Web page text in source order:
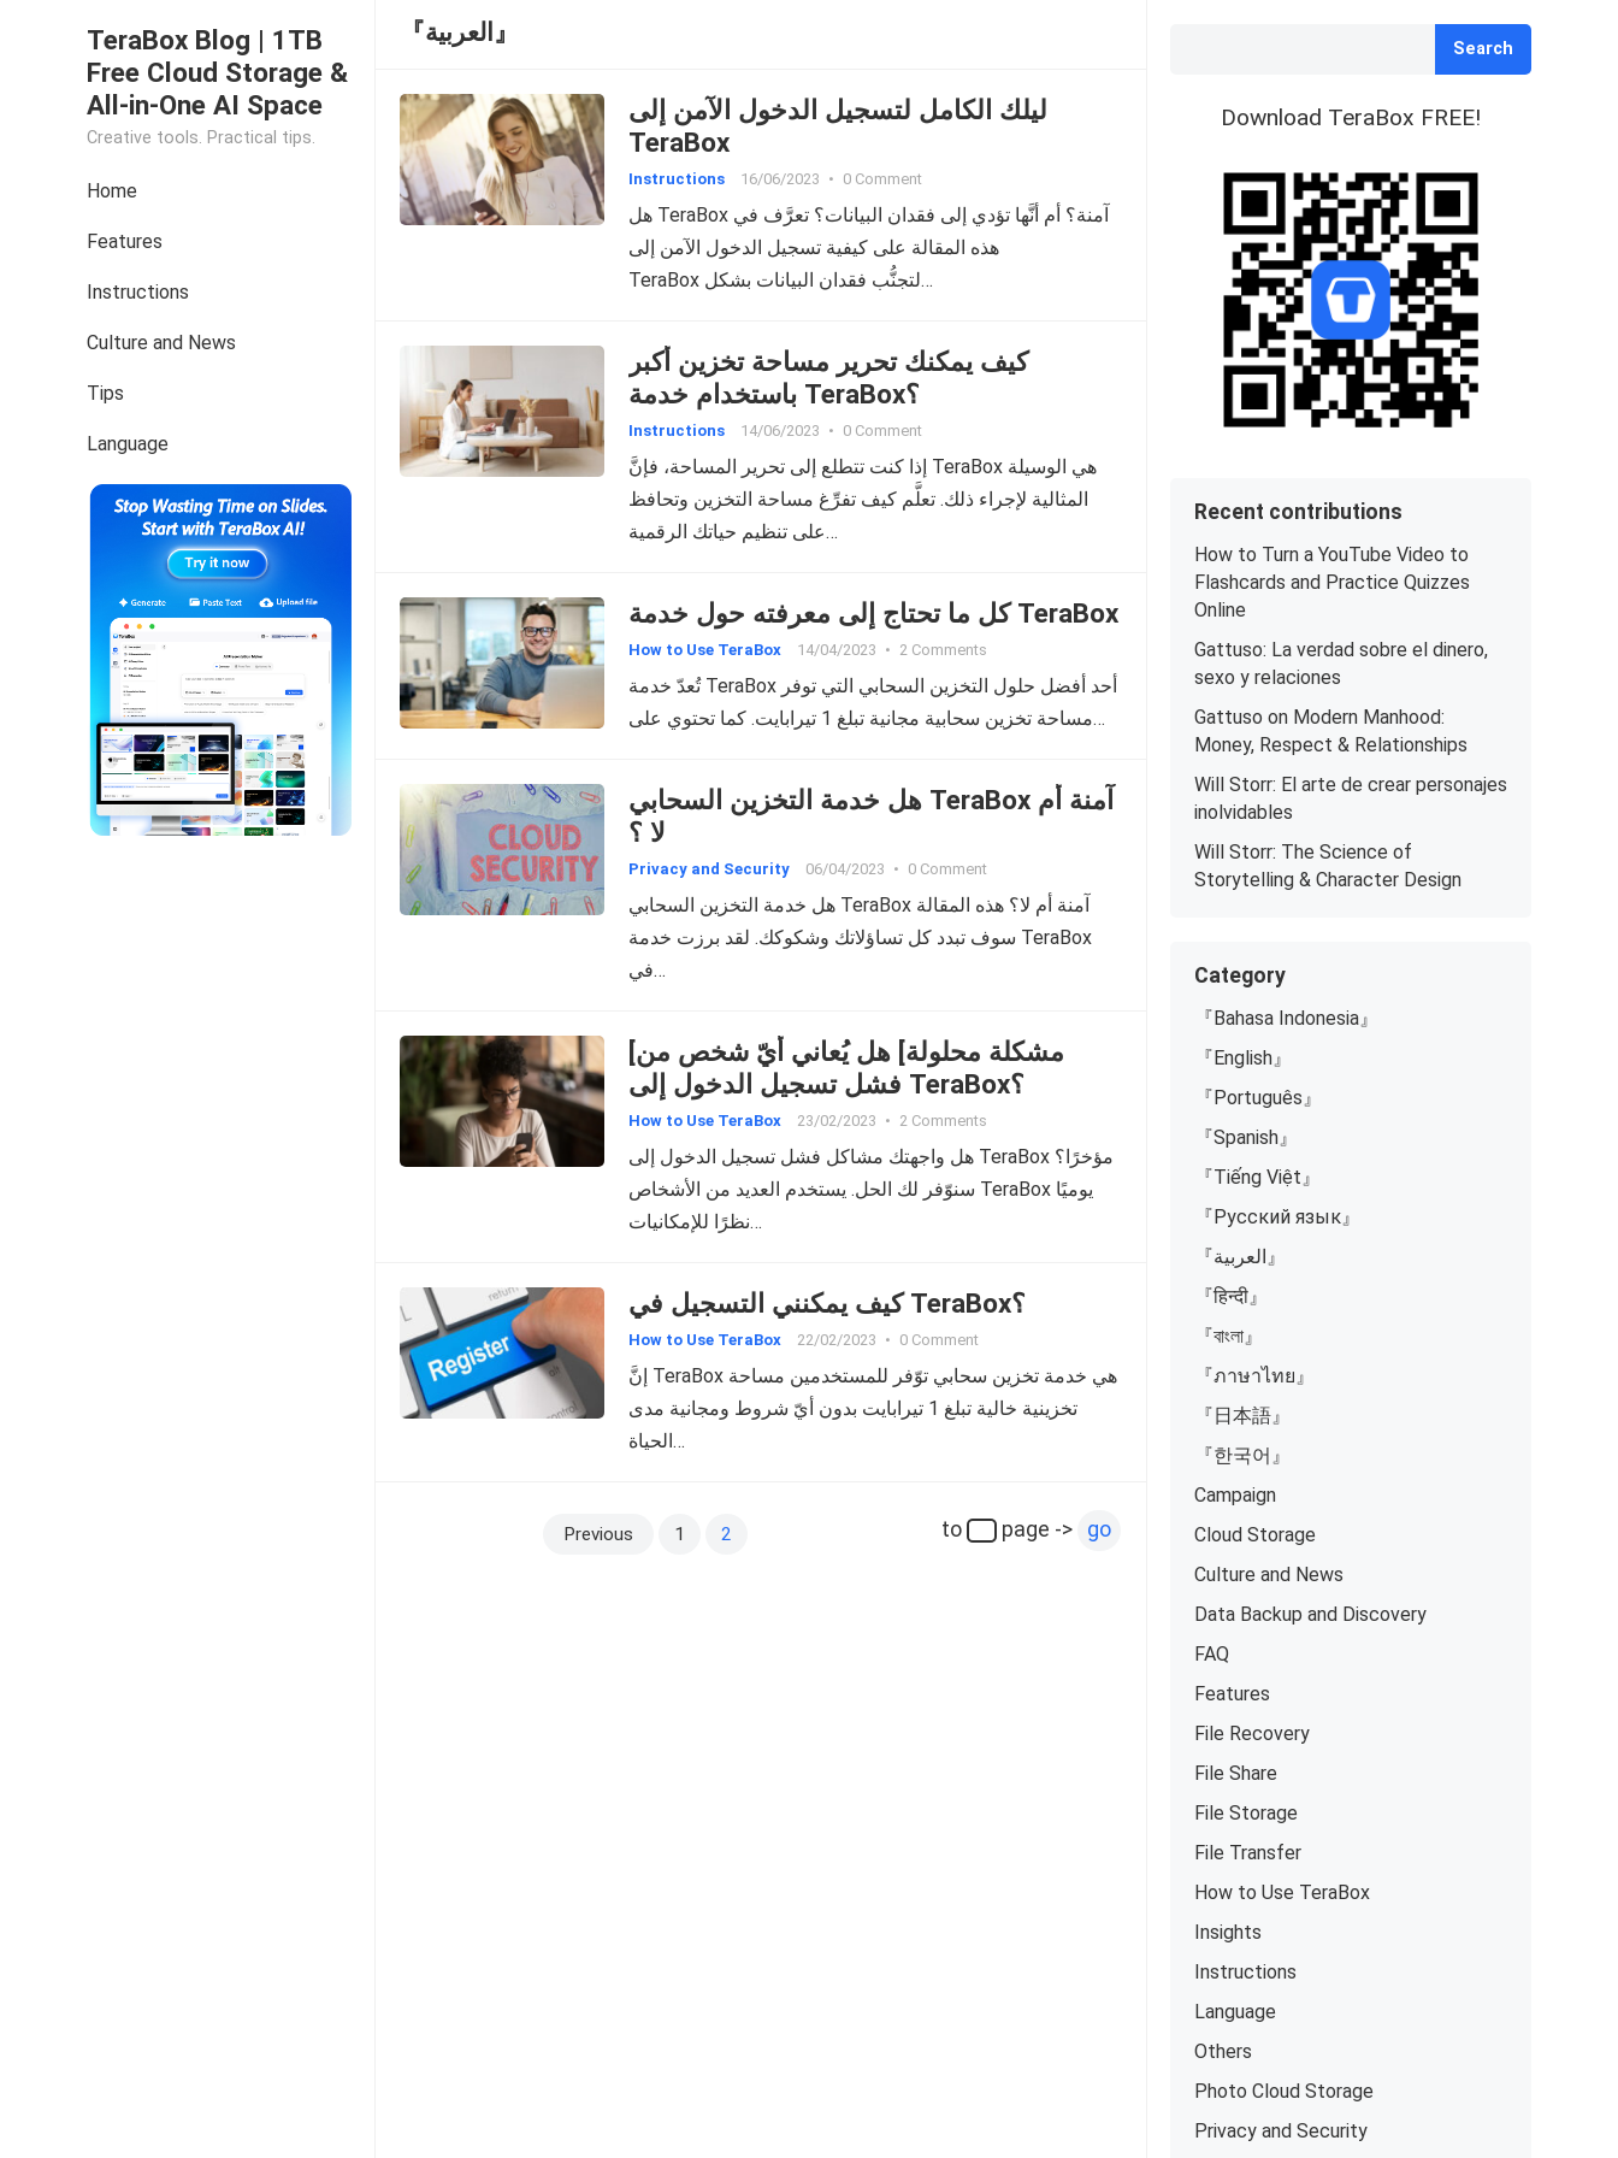
TeraBox Blog | 1TB
Free Cloud Storage &
All-in-One AI Space
Creative tools. Practical tips.
Home
Features
Instructions
Culture and News
Tips
Language
『العربية』
ليلك الكامل لتسجيل الدخول الآمن إلى
TeraBox
Instructions 16/06/2023 • 0 Comment
هل TeraBox آمنة؟ أم أنَّها تؤدي إلى فقدان البيانات؟ تعرَّف في
هذه المقالة على كيفية تسجيل الدخول الآمن إلى
TeraBox لتجنُّب فقدان البيانات بشكل…
كيف يمكنك تحرير مساحة تخزين أكبر
باستخدام خدمة TeraBox؟
Instructions 14/06/2023 • 0 Comment
إذا كنت تتطلع إلى تحرير المساحة، فإنَّ TeraBox هي الوسيلة
المثالية لإجراء ذلك. تعلَّم كيف تفرِّغ مساحة التخزين وتحافظ
على تنظيم حياتك الرقمية…
كل ما تحتاج إلى معرفته حول خدمة TeraBox
How to Use TeraBox 14/04/2023 • 2 Comments
تُعدّ خدمة TeraBox أحد أفضل حلول التخزين السحابي التي توفر
مساحة تخزين سحابية مجانية تبلغ 1 تيرابايت. كما تحتوي على…
هل خدمة التخزين السحابي TeraBox آمنة أم
لا ؟
Privacy and Security 06/04/2023 • 0 Comment
هل خدمة التخزين السحابي TeraBox آمنة أم لا؟ هذه المقالة
سوف تبدد كل تساؤلاتك وشكوكك. لقد برزت خدمة TeraBox
في…
[مشكلة محلولة] هل يُعاني أيّ شخص من
فشل تسجيل الدخول إلى TeraBox؟
How to Use TeraBox 23/02/2023 • 2 Comments
هل واجهتك مشاكل فشل تسجيل الدخول إلى TeraBox مؤخرًا؟
سنوّفر لك الحل. يستخدم العديد من الأشخاص TeraBox يوميًا
نظرًا للإمكانيات…
كيف يمكنني التسجيل في TeraBox؟
How to Use TeraBox 22/02/2023 • 0 Comment
إنَّ TeraBox هي خدمة تخزين سحابي توّفر للمستخدمين مساحة
تخزينية خالية تبلغ 1 تيرابايت بدون أيّ شروط ومجانية مدى
الحياة…
Previous 1 2 to page -> go
Search
Download TeraBox FREE!
Recent contributions
How to Turn a YouTube Video to
Flashcards and Practice Quizzes
Online
Gattuso: La verdad sobre el dinero,
sexo y relaciones
Gattuso on Modern Manhood:
Money, Respect & Relationships
Will Storr: El arte de crear personajes
inolvidables
Will Storr: The Science of
Storytelling & Character Design
Category
『Bahasa Indonesia』
『English』
『Português』
『Spanish』
『Tiếng Việt』
『Русский язык』
『العربية』
『हिन्दी』
『বাংলা』
『ภาษาไทย』
『日本語』
『한국어』
Campaign
Cloud Storage
Culture and News
Data Backup and Discovery
FAQ
Features
File Recovery
File Share
File Storage
File Transfer
How to Use TeraBox
Insights
Instructions
Language
Others
Photo Cloud Storage
Privacy and Security